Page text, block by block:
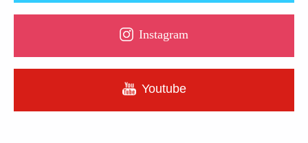
Instagram
Youtube